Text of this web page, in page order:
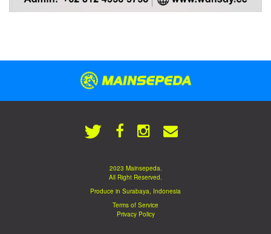
2023 Mainsepeda.
All Right Reserved.
Produce in Surabaya, Indonesia
Terms of Service
Privacy Policy